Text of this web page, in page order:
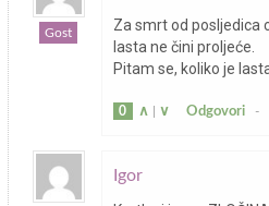
Gost
Za smrt od posljedica
lasta ne čini proljeće.
Pitam se, koliko je
0 ∧ ∨ Odgovori-
Igor